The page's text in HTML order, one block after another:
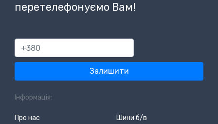
перетелефонуємо Вам!
380
Залишити
Інформація:
Про нас Шини б/в